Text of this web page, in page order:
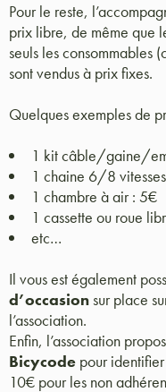
Pour le reste,
prix libre, de même que
seuls les consommables
sont vendus à prix fixes.
Quelques exemples de
1 kit câble/gaine/
1 chaine 6/8
1 chambre à air : 5€
1 cassette ou roue
etc…
Il vous est également
d’occasionsur place
l’association.
Enfin, l’association
Bicycode pour
10€ pour les non